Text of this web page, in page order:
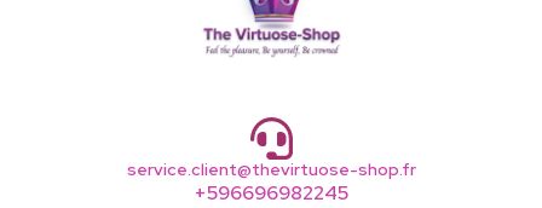
service.client@thevirtuose-shop.fr
+596696982245